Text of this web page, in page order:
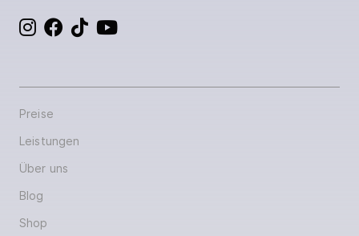
BoD bei Instagram
BoD bei Facebook
BoD bei TikTok
Preise
Leistungen
Über uns
Blog
Shop